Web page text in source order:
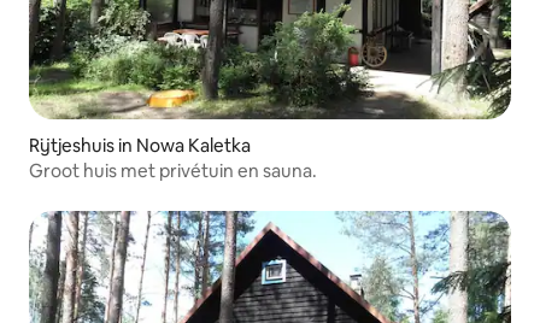
Rijtjeshuis in Nowa Kaletka
Groot huis met privétuin en sauna.